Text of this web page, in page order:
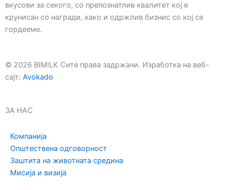
вкусови за секого, со препознатлив квалитет кој е
крунисан со награди, како и одржлив бизнис со кој се
гордееме.
© 2026 BIMILK Сите права задржани. Изработка на веб-
сајт: Avokado
ЗА НАС
Компанија
Општествена одговорност
Заштита на животната средина
Мисија и визија